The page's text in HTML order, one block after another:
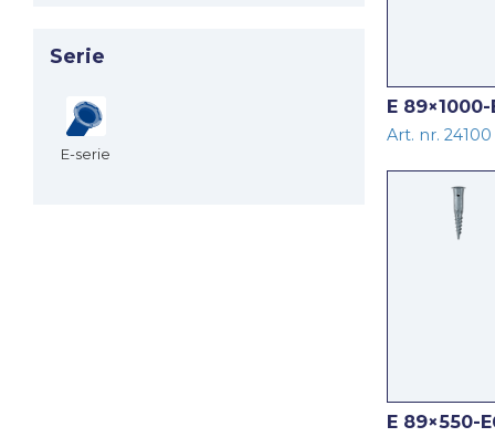
Serie
E-serie
E 89×1000-
Art. nr. 24100
E 89×550-